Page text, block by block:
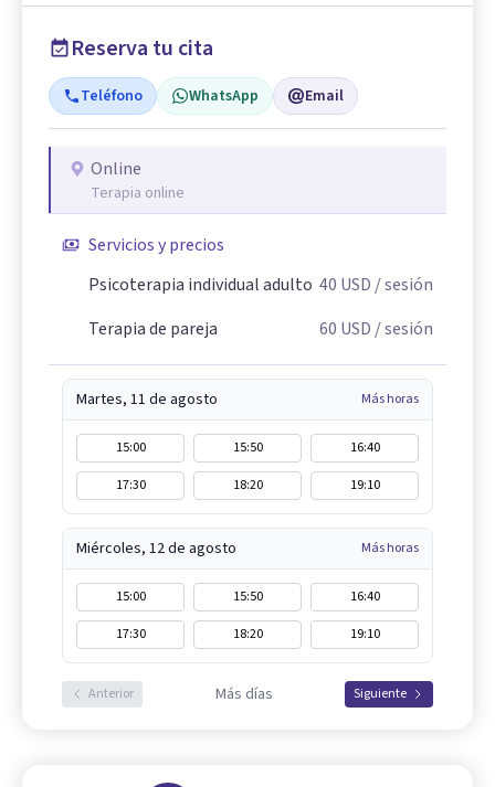
Reserva tu cita
Teléfono WhatsApp Email
Online
Terapia online
Servicios y precios
Psicoterapia individual adulto 40 USD / sesión
Terapia de pareja
60 USD / sesión
Martes, 11 de agosto Más horas
15:00 15:50
16:40
17:30
18:20 19:10
Miércoles, 12 de agosto Más horas
15:00 15:50
16:40
17:30
18:20 19:10
Anterior Más días Siguiente